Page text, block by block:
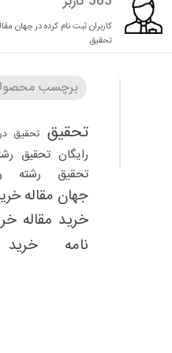
کاربران ثبت نام کرده در جهان
تحقیق
برچسب
تحقیق تحقیق
رایگان تحقیق
تحقیق رشته
جهان مقاله
خرید مقاله
نامه